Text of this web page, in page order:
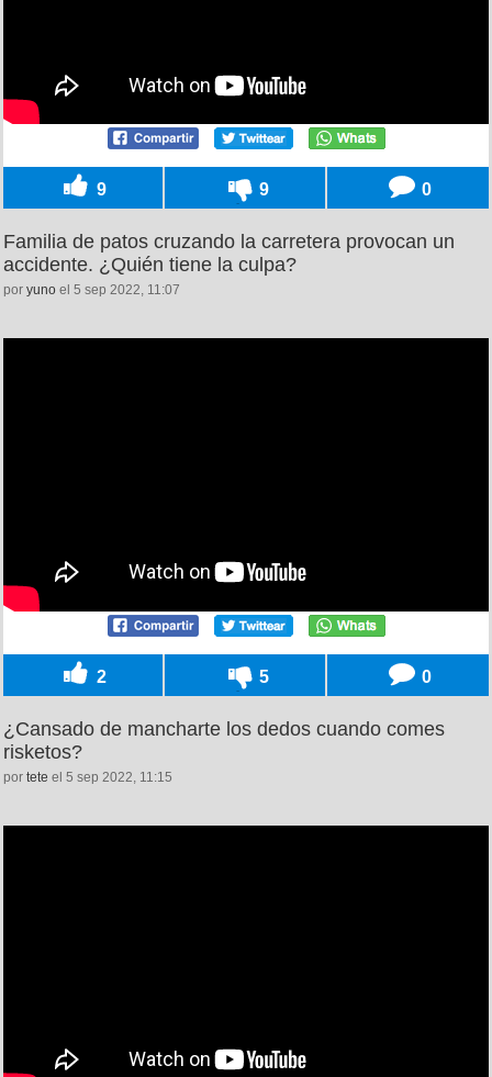
9 9 0
Familia de patos cruzando la carretera provocan un
accidente. ¿Quién tiene la culpa?
por yuno el 5 sep 2022, 11:07
2 5 0
¿Cansado de mancharte los dedos cuando comes
risketos?
por tete el 5 sep 2022, 11:15